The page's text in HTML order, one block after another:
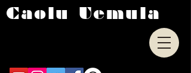
Caolu Uemula